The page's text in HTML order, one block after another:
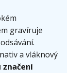
gravíruje
a vláknový